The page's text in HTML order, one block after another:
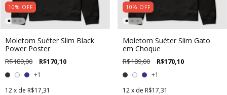
10% OFF
Moletom Suéter Slim Black
Power Poster
R$189,00 R$170,10
+1
12x de R$17,31
10% OFF
Moletom Suéter Slim Gato
em Choque
R$189,00 R$170,10
+1
12 x de R$17,31